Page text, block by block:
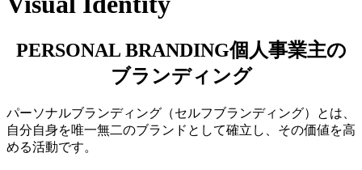
content
PERSONAL BRANDING個人事業主の
ブランディング
パーソナルブランディング（セルフブランディング）とは、
自分自身を唯一無二のブランドとして確立し、その価値を高
める活動です。